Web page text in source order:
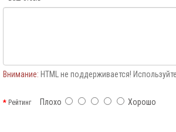
Внимание: HTML не поддерживается!
РейтингПлохо Хорошо